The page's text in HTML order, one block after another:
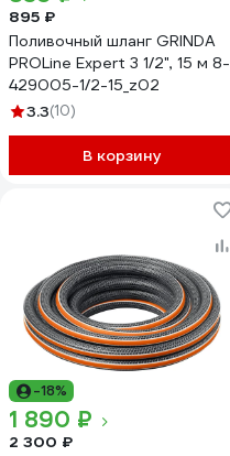
895 ₽
Поливочный шланг GRINDA
PROLine Expert 3 1/2", 15 м 8-
429005-1/2-15_z02
3.3(10)
В корзину
-18%
1 890 ₽
2 300 ₽